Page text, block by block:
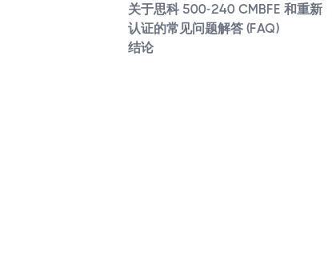
关于思科 500-240 CMBFE 和重新
认证的常见问题解答 (FAQ)
结论